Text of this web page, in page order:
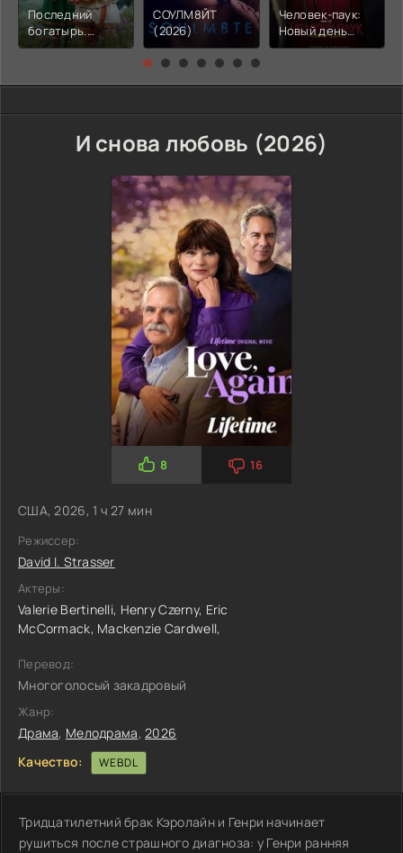
Последний
богатырь.
Колобок (2026)
СОУЛМ8ЙТ
(2026)
Человек-паук:
Новый день
(2026)
И снова любовь (2026)
8 16
США, 2026, 1 ч 27 мин
Режиссер:
David I. Strasser
Актеры:
Valerie Bertinelli, Henry Czerny, Eric
McCormack, Mackenzie Cardwell,
Перевод:
Многоголосый закадровый
Жанр:
Драма, Мелодрама,2026
Качество:
WEBDL
Тридцатилетний брак Кэролайн и Генри начинает
рушиться после страшного диагноза: у Генри ранняя